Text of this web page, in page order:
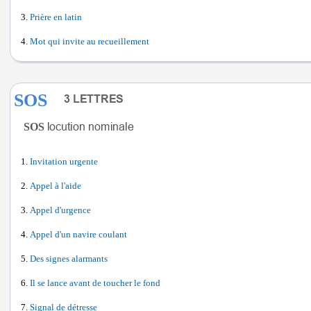
Prière en latin
Mot qui invite au recueillement
SOS
SOS
Invitation urgente
Appel à l'aide
Appel d'urgence
Appel d'un navire coulant
Des signes alarmants
Il se lance avant de toucher le fond
Signal de détresse